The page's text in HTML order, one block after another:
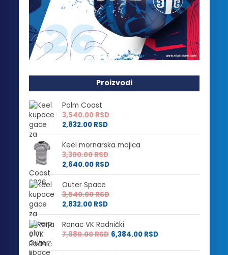
Proizvodi
Palm Coast
3,540.00RSD
2,832.00 RSD
Keel mornarska majica
3,300.00RSD
2,640.00 RSD
Outer Space
3,540.00RSD
2,832.00 RSD
Ranac VK Radnički
7,980.00RSD 6,384.00 RSD